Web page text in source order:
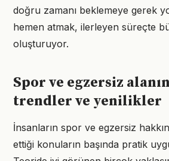
doğru zamanı beklemeye gerek
hemen atmak, ilerleyen süreçte
oluşturuyor.
Spor ve egzersiz
trendler ve yenilikler
İnsanların spor ve egzersiz
ettiği konuların başında pratik